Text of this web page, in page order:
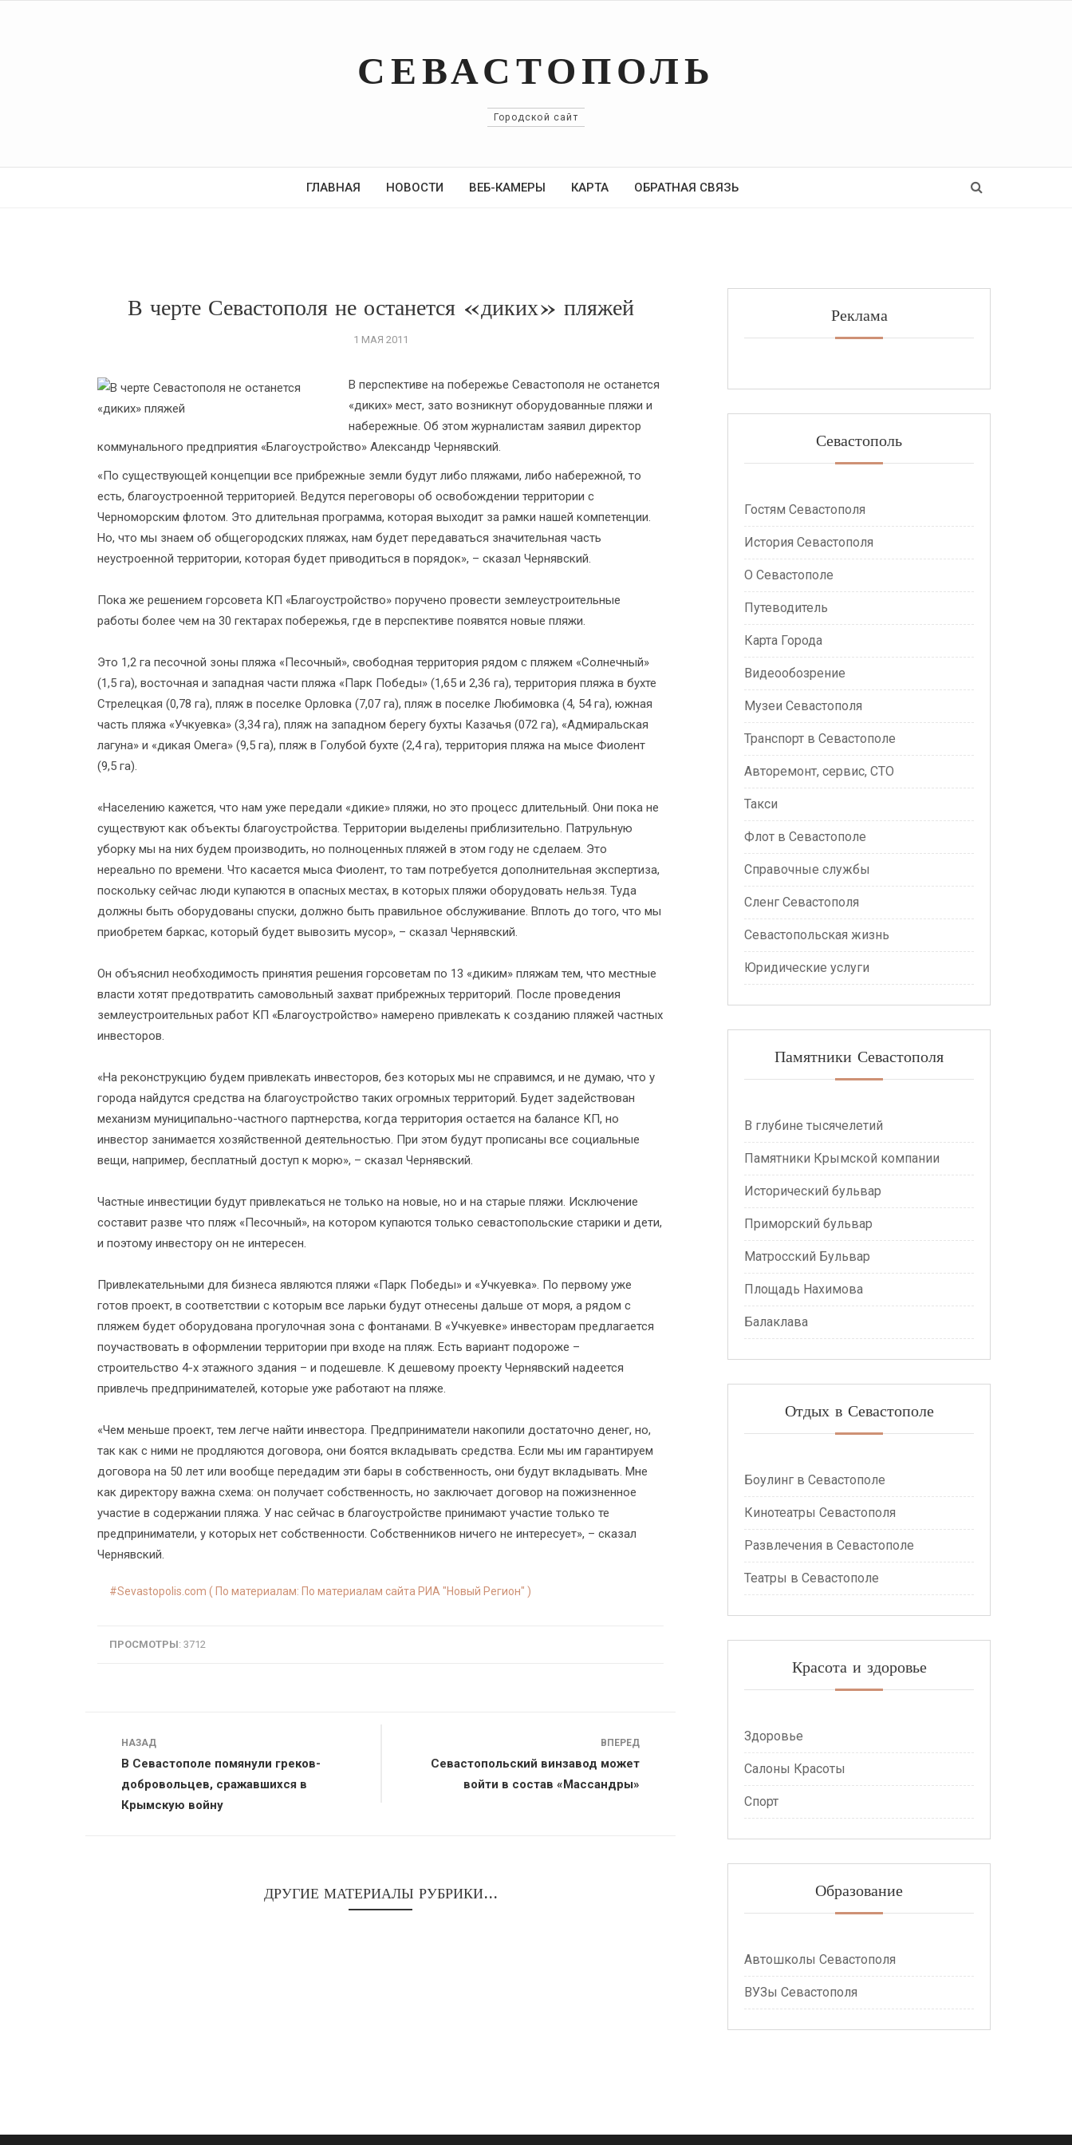
СЕВАСТОПОЛЬ
Городской сайт
ГЛАВНАЯ НОВОСТИ ВЕБ-КАМЕРЫ КАРТА ОБРАТНАЯ СВЯЗЬ
В черте Севастополя не останется «диких» пляжей
1 МАЯ 2011
В перспективе на побережье Севастополя не останется
«диких» мест, зато возникнут оборудованные пляжи и
набережные. Об этом журналистам заявил директор
коммунального предприятия «Благоустройство» Александр Чернявский.
«По существующей концепции все прибрежные земли будут либо пляжами, либо набережной, то
есть, благоустроенной территорией. Ведутся переговоры об освобождении территории с
Черноморским флотом. Это длительная программа, которая выходит за рамки нашей компетенции.
Но, что мы знаем об общегородских пляжах, нам будет передаваться значительная часть
неустроенной территории, которая будет приводиться в порядок», – сказал Чернявский.
Пока же решением горсовета КП «Благоустройство» поручено провести землеустроительные
работы более чем на 30 гектарах побережья, где в перспективе появятся новые пляжи.
Это 1,2 га песочной зоны пляжа «Песочный», свободная территория рядом с пляжем «Солнечный»
(1,5 га), восточная и западная части пляжа «Парк Победы» (1,65 и 2,36 га), территория пляжа в бухте
Стрелецкая (0,78 га), пляж в поселке Орловка (7,07 га), пляж в поселке Любимовка (4, 54 га), южная
часть пляжа «Учкуевка» (3,34 га), пляж на западном берегу бухты Казачья (072 га), «Адмиральская
лагуна» и «дикая Омега» (9,5 га), пляж в Голубой бухте (2,4 га), территория пляжа на мысе Фиолент
(9,5 га).
«Населению кажется, что нам уже передали «дикие» пляжи, но это процесс длительный. Они пока не
существуют как объекты благоустройства. Территории выделены приблизительно. Патрульную
уборку мы на них будем производить, но полноценных пляжей в этом году не сделаем. Это
нереально по времени. Что касается мыса Фиолент, то там потребуется дополнительная экспертиза,
поскольку сейчас люди купаются в опасных местах, в которых пляжи оборудовать нельзя. Туда
должны быть оборудованы спуски, должно быть правильное обслуживание. Вплоть до того, что мы
приобретем баркас, который будет вывозить мусор», – сказал Чернявский.
Он объяснил необходимость принятия решения горсоветам по 13 «диким» пляжам тем, что местные
власти хотят предотвратить самовольный захват прибрежных территорий. После проведения
землеустроительных работ КП «Благоустройство» намерено привлекать к созданию пляжей частных
инвесторов.
«На реконструкцию будем привлекать инвесторов, без которых мы не справимся, и не думаю, что у
города найдутся средства на благоустройство таких огромных территорий. Будет задействован
механизм муниципально-частного партнерства, когда территория остается на балансе КП, но
инвестор занимается хозяйственной деятельностью. При этом будут прописаны все социальные
вещи, например, бесплатный доступ к морю», – сказал Чернявский.
Частные инвестиции будут привлекаться не только на новые, но и на старые пляжи. Исключение
составит разве что пляж «Песочный», на котором купаются только севастопольские старики и дети,
и поэтому инвестору он не интересен.
Привлекательными для бизнеса являются пляжи «Парк Победы» и «Учкуевка». По первому уже
готов проект, в соответствии с которым все ларьки будут отнесены дальше от моря, а рядом с
пляжем будет оборудована прогулочная зона с фонтанами. В «Учкуевке» инвесторам предлагается
поучаствовать в оформлении территории при входе на пляж. Есть вариант подороже –
строительство 4-х этажного здания – и подешевле. К дешевому проекту Чернявский надеется
привлечь предпринимателей, которые уже работают на пляже.
«Чем меньше проект, тем легче найти инвестора. Предприниматели накопили достаточно денег, но,
так как с ними не продляются договора, они боятся вкладывать средства. Если мы им гарантируем
договора на 50 лет или вообще передадим эти бары в собственность, они будут вкладывать. Мне
как директору важна схема: он получает собственность, но заключает договор на пожизненное
участие в содержании пляжа. У нас сейчас в благоустройстве принимают участие только те
предприниматели, у которых нет собственности. Собственников ничего не интересует», – сказал
Чернявский.
Sevastopolis.com ( По материалам: По материалам сайта РИА "Новый Регион" )
ПРОСМОТРЫ: 3712
Навигация
НАЗАД
В Севастополе помянули греков-
добровольцев, сражавшихся в
Крымскую войну
ВПЕРЕД
Севастопольский винзавод может
войти в состав «Массандры»
ДРУГИЕ МАТЕРИАЛЫ РУБРИКИ...
Реклама
Севастополь
Гостям Севастополя
История Севастополя
О Севастополе
Путеводитель
Карта Города
Видеообозрение
Музеи Севастополя
Транспорт в Севастополе
Авторемонт, сервис, СТО
Такси
Флот в Севастополе
Справочные службы
Сленг Севастополя
Севастопольская жизнь
Юридические услуги
Памятники Севастополя
В глубине тысячелетий
Памятники Крымской компании
Исторический бульвар
Приморский бульвар
Матросский Бульвар
Площадь Нахимова
Балаклава
Отдых в Севастополе
Боулинг в Севастополе
Кинотеатры Севастополя
Развлечения в Севастополе
Театры в Севастополе
Красота и здоровье
Здоровье
Салоны Красоты
Спорт
Образование
Автошколы Севастополя
ВУЗы Севастополя